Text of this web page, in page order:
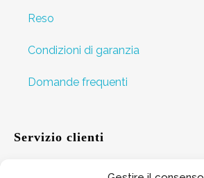
Reso
Condizioni di garanzia
Domande frequenti
Servizio clienti